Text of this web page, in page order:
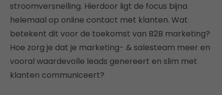
stroomversnelling. Hierdoor ligt de focus bijna
helemaal op online contact met klanten. Wat
betekent dit voor de toekomst van B2B marketing?
Hoe zorg je dat je marketing- & salesteam meer en
vooral waardevolle leads genereert en slim met
klanten communiceert?